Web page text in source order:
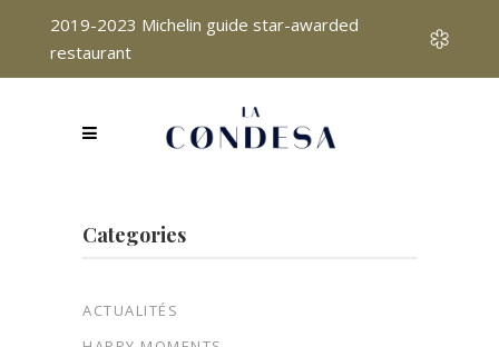
2019-2023 Michelin guide star-awarded
restaurant
Categories
ACTUALITÉS